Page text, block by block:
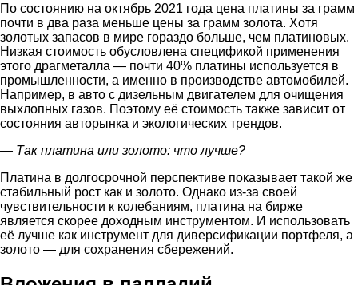
По состоянию на октябрь 2021 года цена платины за грамм
почти в два раза меньше цены за грамм золота. Хотя
золотых запасов в мире гораздо больше, чем платиновых.
Низкая стоимость обусловлена спецификой применения
этого драгметалла — почти 40% платины используется в
промышленности, а именно в производстве автомобилей.
Например, в авто с дизельным двигателем для очищения
выхлопных газов. Поэтому её стоимость также зависит от
состояния авторынка и экологических трендов.
— Так платина или золото: что лучше?
Платина в долгосрочной перспективе показывает такой же
стабильный рост как и золото. Однако из-за своей
чувствительности к колебаниям, платина на бирже
является скорее доходным инструментом. И использовать
её лучше как инструмент для диверсификации портфеля, а
золото — для сохранения сбережений.